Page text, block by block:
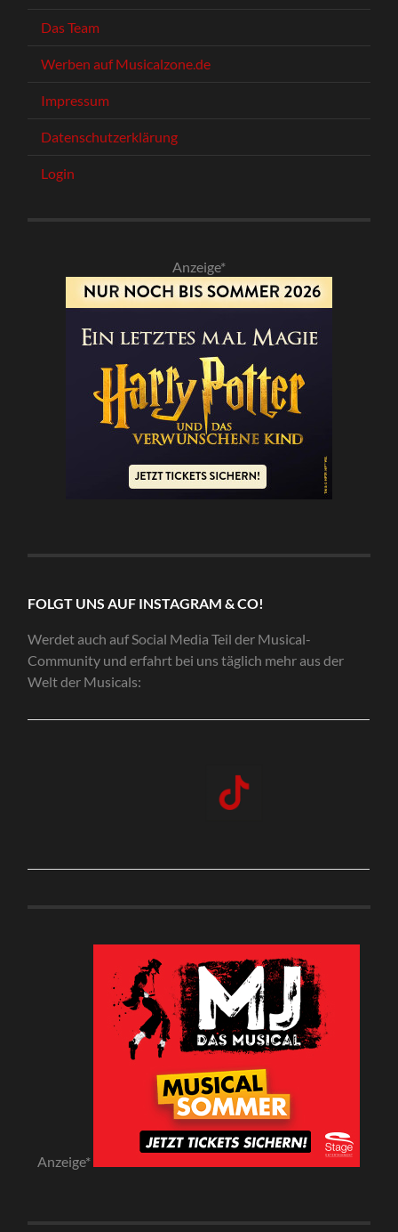
Das Team
Werben auf Musicalzone.de
Impressum
Datenschutzerklärung
Login
Anzeige*
FOLGT UNS AUF INSTAGRAM & CO!
Werdet auch auf Social Media Teil der Musical-
Community und erfahrt bei uns täglich mehr aus der
Welt der Musicals:
Anzeige*